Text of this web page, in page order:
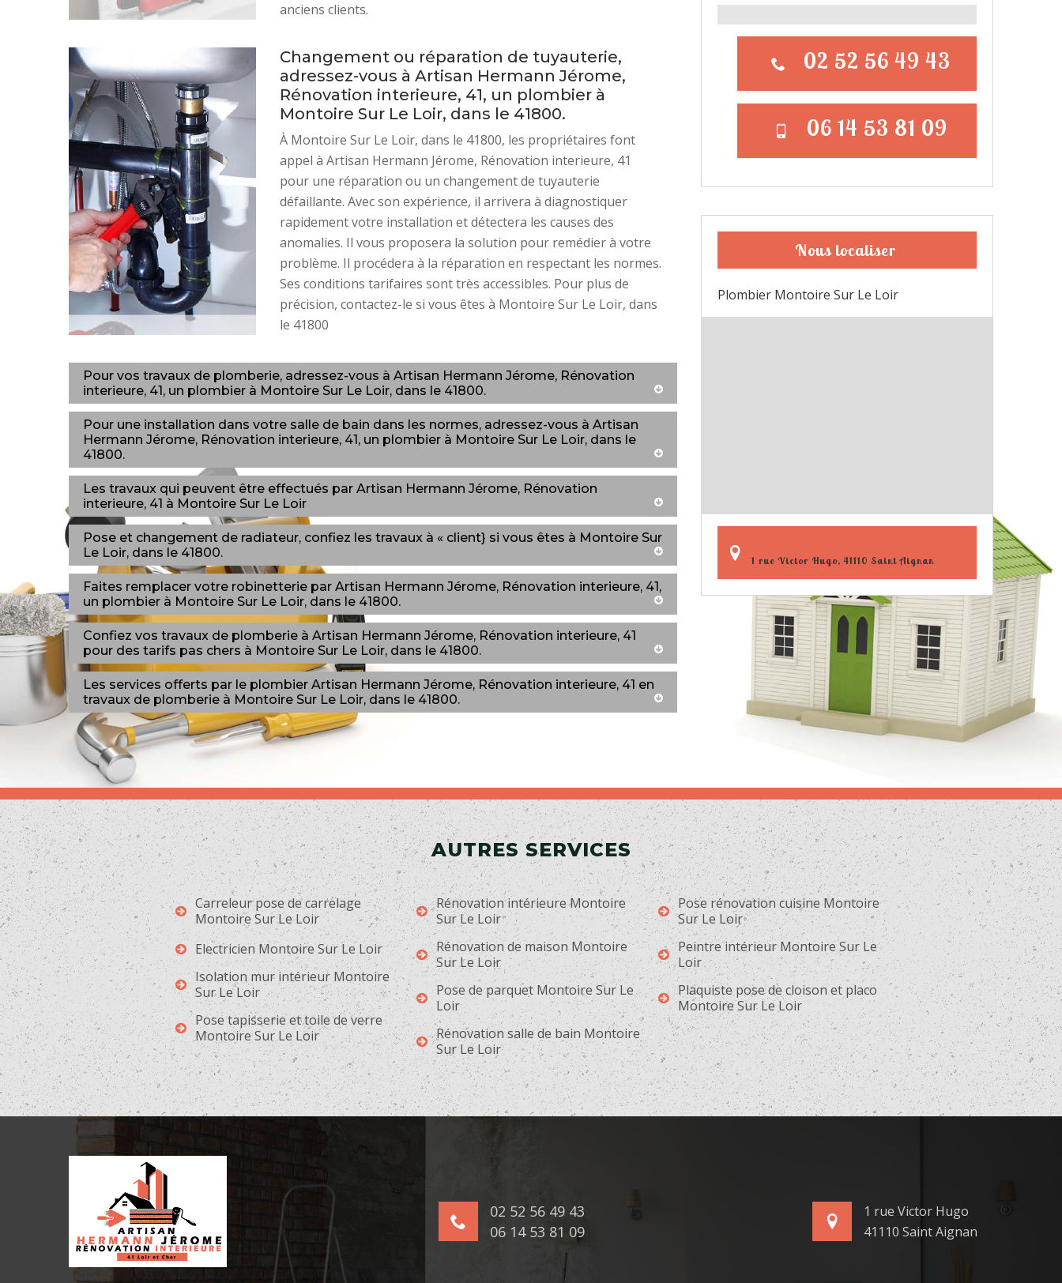
anciens clients.
Changement ou réparation de tuyauterie,
adressez-vous à Artisan Hermann Jérome,
Rénovation interieure, 41, un plombier à
Montoire Sur Le Loir, dans le 41800.
À Montoire Sur Le Loir, dans le 41800, les propriétaires font
appel à Artisan Hermann Jérome, Rénovation interieure, 41
pour une réparation ou un changement de tuyauterie
défaillante. Avec son expérience, il arrivera à diagnostiquer
rapidement votre installation et détectera les causes des
anomalies. Il vous proposera la solution pour remédier à votre
problème. Il procédera à la réparation en respectant les normes.
Ses conditions tarifaires sont très accessibles. Pour plus de
précision, contactez-le si vous êtes à Montoire Sur Le Loir, dans
le 41800
Pour vos travaux de plomberie, adressez-vous à Artisan Hermann Jérome, Rénovation
interieure, 41, un plombier à Montoire Sur Le Loir, dans le 41800.
Pour une installation dans votre salle de bain dans les normes, adressez-vous à Artisan
Hermann Jérome, Rénovation interieure, 41, un plombier à Montoire Sur Le Loir, dans le
41800.
Les travaux qui peuvent être effectués par Artisan Hermann Jérome, Rénovation
interieure, 41 à Montoire Sur Le Loir
Pose et changement de radiateur, confiez les travaux à « client} si vous êtes à Montoire Sur
Le Loir, dans le 41800.
Faites remplacer votre robinetterie par Artisan Hermann Jérome, Rénovation interieure, 41,
un plombier à Montoire Sur Le Loir, dans le 41800.
Confiez vos travaux de plomberie à Artisan Hermann Jérome, Rénovation interieure, 41
pour des tarifs pas chers à Montoire Sur Le Loir, dans le 41800.
Les services offerts par le plombier Artisan Hermann Jérome, Rénovation interieure, 41 en
travaux de plomberie à Montoire Sur Le Loir, dans le 41800.
02 52 56 49 43
06 14 53 81 09
Nous localiser
Plombier Montoire Sur Le Loir
1 rue Victor Hugo, 41110 Saint Aignan
AUTRES SERVICES
Carreleur pose de carrelage
Montoire Sur Le Loir
Electricien Montoire Sur Le Loir
Isolation mur intérieur Montoire
Sur Le Loir
Pose tapisserie et toile de verre
Montoire Sur Le Loir
Rénovation intérieure Montoire
Sur Le Loir
Rénovation de maison Montoire
Sur Le Loir
Pose de parquet Montoire Sur Le
Loir
Rénovation salle de bain Montoire
Sur Le Loir
Pose rénovation cuisine Montoire
Sur Le Loir
Peintre intérieur Montoire Sur Le
Loir
Plaquiste pose de cloison et placo
Montoire Sur Le Loir
02 52 56 49 43
06 14 53 81 09
1 rue Victor Hugo
41110 Saint Aignan